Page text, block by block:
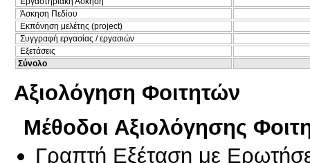
Άσκηση Πεδίου
Εκπόνηση μελέτης (project)
Συγγραφή εργασίας / εργασιών
Εξετάσεις
Σύνολο
Αξιολόγηση Φοιτητών
Μέθοδοι Αξιολόγησης
Γραπτή Εξέταση με